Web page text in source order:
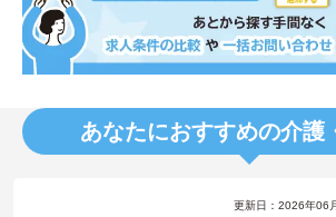
あなたにおすすめの介護
更新日：2026年06